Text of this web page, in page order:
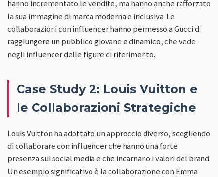
hanno incrementato le vendite, ma hanno anche rafforzato
la sua immagine di marca moderna e inclusiva. Le
collaborazioni con influencer hanno permesso a Gucci di
raggiungere un pubblico giovane e dinamico, che vede
negli influencer delle figure di riferimento.
Case Study 2: Louis Vuitton e
le Collaborazioni Strategiche
Louis Vuitton ha adottato un approccio diverso, scegliendo
di collaborare con influencer che hanno una forte
presenza sui social media e che incarnano i valori del brand.
Un esempio significativo è la collaborazione con Emma